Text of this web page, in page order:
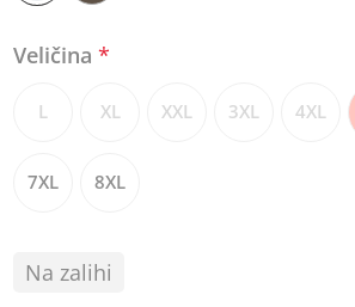
Veličina*
L XL XXL 3XL 4XL
7XL 8XL
Na zalihi